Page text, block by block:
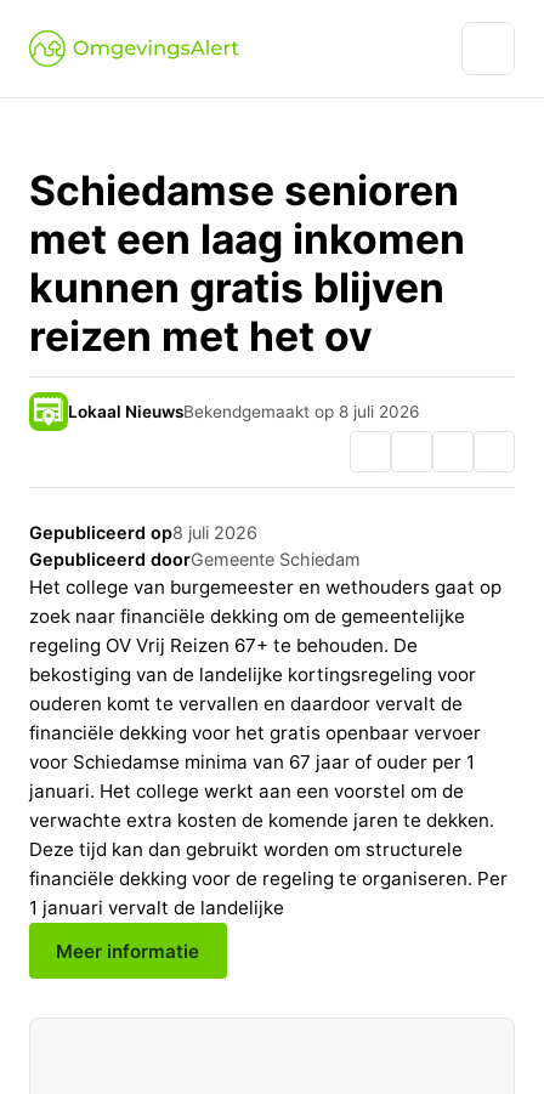
Schiedamse senioren
met een laag inkomen
kunnen gratis blijven
reizen met het ov
Lokaal NieuwsBekendgemaakt op 8 juli 2026
Gepubliceerd op8 juli 2026
Gepubliceerd doorGemeente Schiedam
Het college van burgemeester en wethouders gaat op
zoek naar financiële dekking om de gemeentelijke
regeling OV Vrij Reizen 67+ te behouden. De
bekostiging van de landelijke kortingsregeling voor
ouderen komt te vervallen en daardoor vervalt de
financiële dekking voor het gratis openbaar vervoer
voor Schiedamse minima van 67 jaar of ouder per 1
januari. Het college werkt aan een voorstel om de
verwachte extra kosten de komende jaren te dekken.
Deze tijd kan dan gebruikt worden om structurele
financiële dekking voor de regeling te organiseren. Per
1 januari vervalt de landelijke
Meer informatie